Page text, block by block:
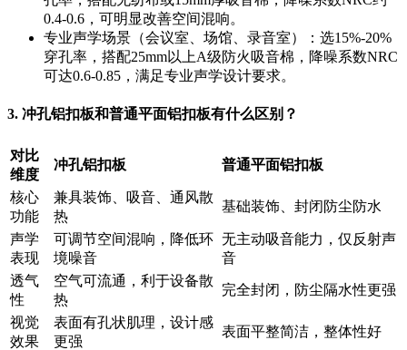
0.4-0.6，可明显改善空间混响。
专业声学场景（会议室、场馆、录音室）：选15%-20%
穿孔率，搭配25mm以上A级防火吸音棉，降噪系数NRC
可达0.6-0.85，满足专业声学设计要求。
3. 冲孔铝扣板和普通平面铝扣板有什么区别？
对比
维度
冲孔铝扣板 普通平面铝扣板
核心
功能
兼具装饰、吸音、通风散
热
基础装饰、封闭防尘防水
声学
表现
可调节空间混响，降低环
境噪音
无主动吸音能力，仅反射声
音
透气
性
空气可流通，利于设备散
热
完全封闭，防尘隔水性更强
视觉
效果
表面有孔状肌理，设计感
更强
表面平整简洁，整体性好